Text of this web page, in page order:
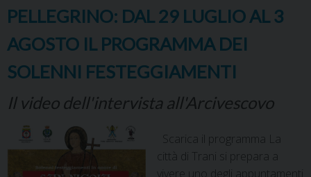
PELLEGRINO: DAL 29 LUGLIO AL 3
AGOSTO IL PROGRAMMA DEI
SOLENNI FESTEGGIAMENTI
Il video dell'intervista all'Arcivescovo
Scarica il programma La
città di Trani si prepara a
vivere uno degli appuntamenti